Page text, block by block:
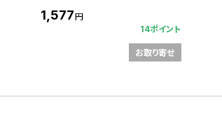
1,577円
14ポイント
お取り寄せ